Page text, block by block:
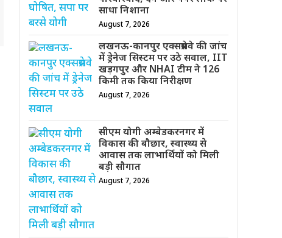
साधा निशाना
August 7, 2026
लखनऊ-कानपुर एक्सप्रेसवे की जांच
में ड्रेनेज सिस्टम पर उठे सवाल, IIT
खड़गपुर और NHAI टीम ने 126
किमी तक किया निरीक्षण
August 7, 2026
सीएम योगी अम्बेडकरनगर में
विकास की बौछार, स्वास्थ्य से
आवास तक लाभार्थियों को मिली
बड़ी सौगात
August 7, 2026